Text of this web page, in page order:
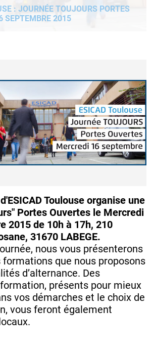
: JOURNÉE TOUJOURS PORTES
SEPTEMBRE 2015
Toulouse organise une
Portes Ouvertes le Mercredi
2015 de 10h à 17h, 210
31670 LABEGE.
nous vous présenterons
que nous proposons
d’alternance. Des
présents pour mieux
vos démarches et le choix de
vous feront également